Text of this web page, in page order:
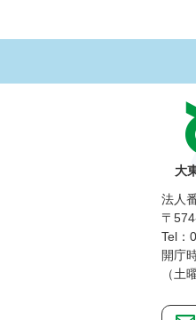
大
法人
〒
Tel：
開庁
（土